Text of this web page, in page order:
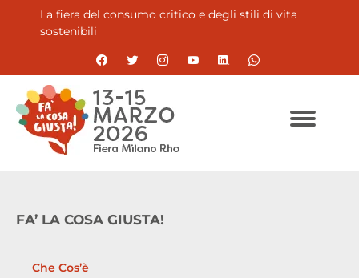
La fiera del consumo critico e degli stili di vita
sostenibili
FA’ LA COSA GIUSTA!
Che Cos’è